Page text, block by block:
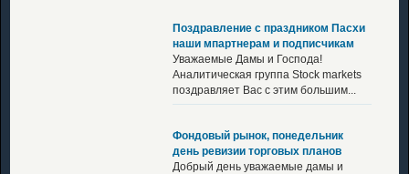
Поздравление с праздником Пасхи
наши мпартнерам и подписчикам
Уважаемые Дамы и Господа!
Аналитическая группа Stock markets
поздравляет Вас с этим большим...
Фондовый рынок, понедельник
день ревизии торговых планов
Добрый день уважаемые дамы и